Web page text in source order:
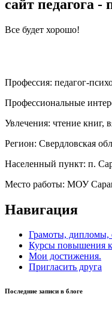
сайт педагога
Все будет хорошо!
Профессия: педагог-
Профессиональные
Увлечения: чтение книг,
Регион: Свердловская
Населенный пункт: п.
Место работы: МОУ
Навигация
Грамоты, дипломы,
Курсы повышения
Мои достижения.
Пригласить друга
Последние записи в блоге